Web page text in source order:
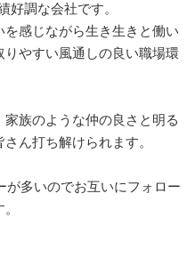
好調な会社です。
感じながら生き生きと働い
やすい風通しの良い職場環
族のような仲の良さと明る
ん打ち解けられます。
が多いのでお互いにフォロー